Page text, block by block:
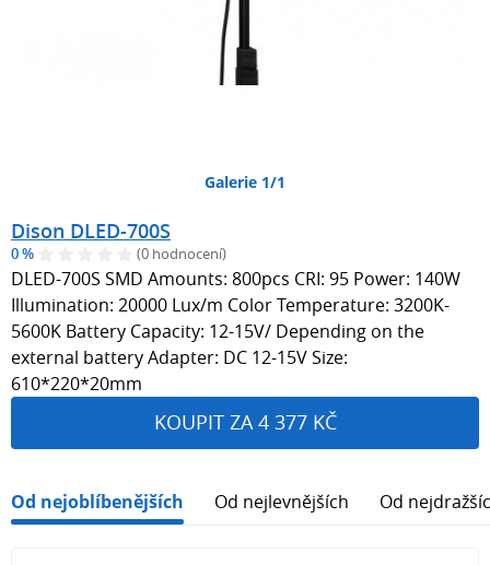
Galerie 1/1
Dison DLED-700S
0 % (0 hodnocení)
DLED-700S SMD Amounts: 800pcs CRI: 95 Power: 140W
Illumination: 20000 Lux/m Color Temperature: 3200K-
5600K Battery Capacity: 12-15V/ Depending on the
external battery Adapter: DC 12-15V Size:
610*220*20mm
KOUPIT ZA 4 377 KČ
Od nejoblíbenějších Od nejlevnějších Od